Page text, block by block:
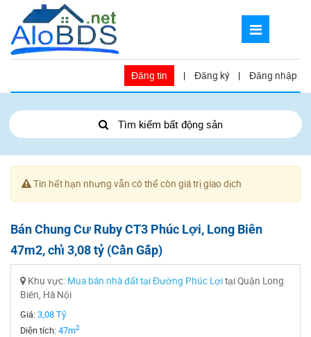
Đăng tin | Đăng ký | Đăng nhập
Tìm kiếm bất động sản
Tin hết hạn nhưng vẫn có thể còn giá trị giao dịch
Bán Chung Cư Ruby CT3 Phúc Lợi, Long Biên
47m2, chỉ 3,08 tỷ (Cần Gấp)
Khu vực: Mua bán nhà đất tại Đường Phúc Lợitại Quận Long
Biên, Hà Nội
Giá:3,08 Tỷ
Diện tích:47m2